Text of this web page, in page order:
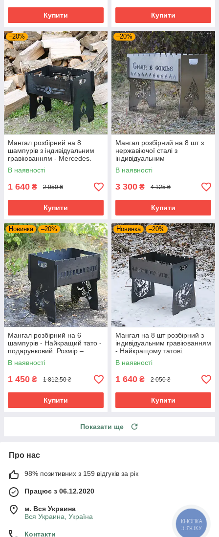
Купити Купити
–20%
Мангал розбірний на 8
шампурів з індивідуальним
гравіюванням - Mercedes.
Розмір – 500х300х440 мм
В наявності
1 640 ₴ 2 050 ₴
Купити
–20%
Мангал розбірний на 8 шт з
нержавіючої сталі з
індивідуальним
гравіюванням. Розмір –
500х300х440 мм
В наявності
3 300 ₴ 4 125 ₴
Купити
Новинка –20%
Мангал розбірний на 6
шампурів - Найкращий тато -
подарунковий. Розмір –
380х300х440 мм
В наявності
1 450 ₴ 1 812,50 ₴
Купити
Новинка –20%
Мангал на 8 шт розбірний з
індивідуальним гравіюванням
- Найкращому татові.
Подарунковий мангал
В наявності
1 640 ₴ 2 050 ₴
Купити
Показати ще
Про нас
98% позитивних з 159 відгуків за рік
Працює з 06.12.2020
м. Вся Украина
Вся Украина, Україна
Контакти
КНОПКА
ЗВ'ЯЗКУ